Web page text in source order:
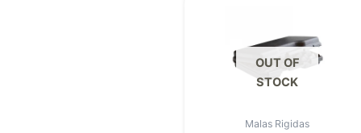
OUT OF
STOCK
Malas Rigidas